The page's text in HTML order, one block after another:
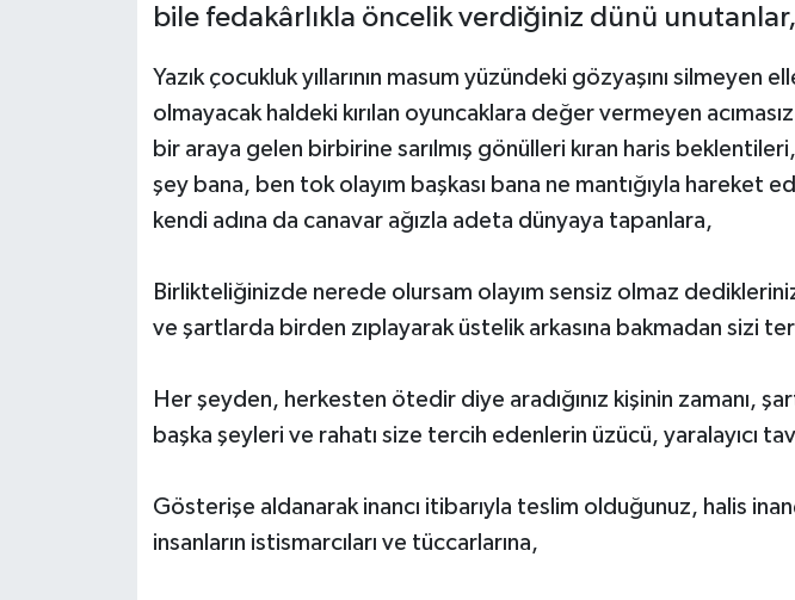
bile fedakârlıkla öncelik verdiğiniz dünü unutanlar,
Yazık çocukluk yıllarının masum yüzündeki gözyaşını silmeyen
olmayacak haldeki kırılan oyuncaklara değer vermeyen
bir araya gelen birbirine sarılmış gönülleri kıran haris
şey bana, ben tok olayım başkası bana ne mantığıyla hareket
kendi adına da canavar ağızla adeta dünyaya tapanlara,
Birlikteliğinizde nerede olursam olayım sensiz olmaz
ve şartlarda birden zıplayarak üstelik arkasına bakmadan sizi
Her şeyden, herkesten ötedir diye aradığınız kişinin zamanı,
başka şeyleri ve rahatı size tercih edenlerin üzücü, yaralayıcı
Gösterişe aldanarak inancı itibarıyla teslim olduğunuz, halis
insanların istismarcıları ve tüccarlarına,